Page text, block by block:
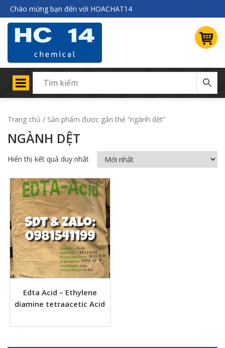
Chào mừng bạn đến với HOACHAT14
Trang chủ / Sản phẩm được gắn thẻ “ngành dệt”
NGÀNH DỆT
Hiển thị kết quả duy nhất
Edta Acid – Ethylene
diamine tetraacetic Acid